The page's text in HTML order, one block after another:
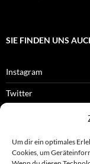
Um dir ein optimales
Cookies, um
SIE FINDEN UNS
Instagram
Twitter